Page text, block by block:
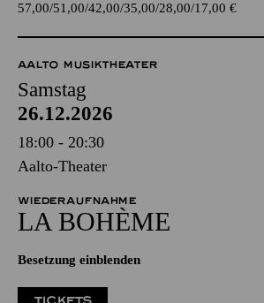
57,00 51,00 42,00 35,00 28,00 17,00 €
AALTO MUSIKTHEATER
Samstag
26.12.2026
18:00 - 20:30
Aalto-Theater
WIEDERAUFNAHME
LA BOHÈME
Besetzung einblenden